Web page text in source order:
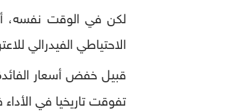
لكن في الوقت نفسه،
الاحتياطي الفيدرالي
قبيل خفض أسعار
تفوقت تاريخيا في